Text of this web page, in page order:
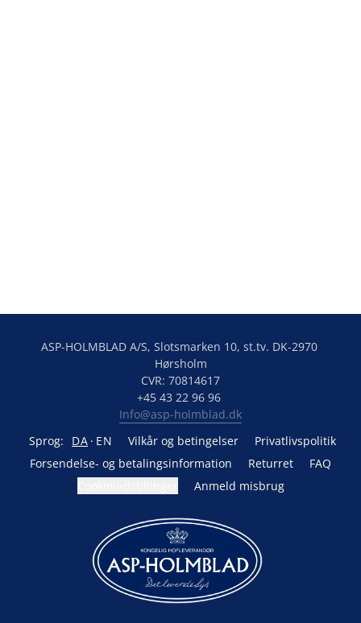
ASP-HOLMBLAD A/S, Slotsmarken 10, st.tv. DK-2970
Hørsholm
CVR: 70814617
Info@asp-holmblad.dk
Sprog:
DA EN Vilkår og betingelser
Privatlivspolitik
Forsendelse- og betalingsinformation
Returret
FAQ
Anmeld misbrug